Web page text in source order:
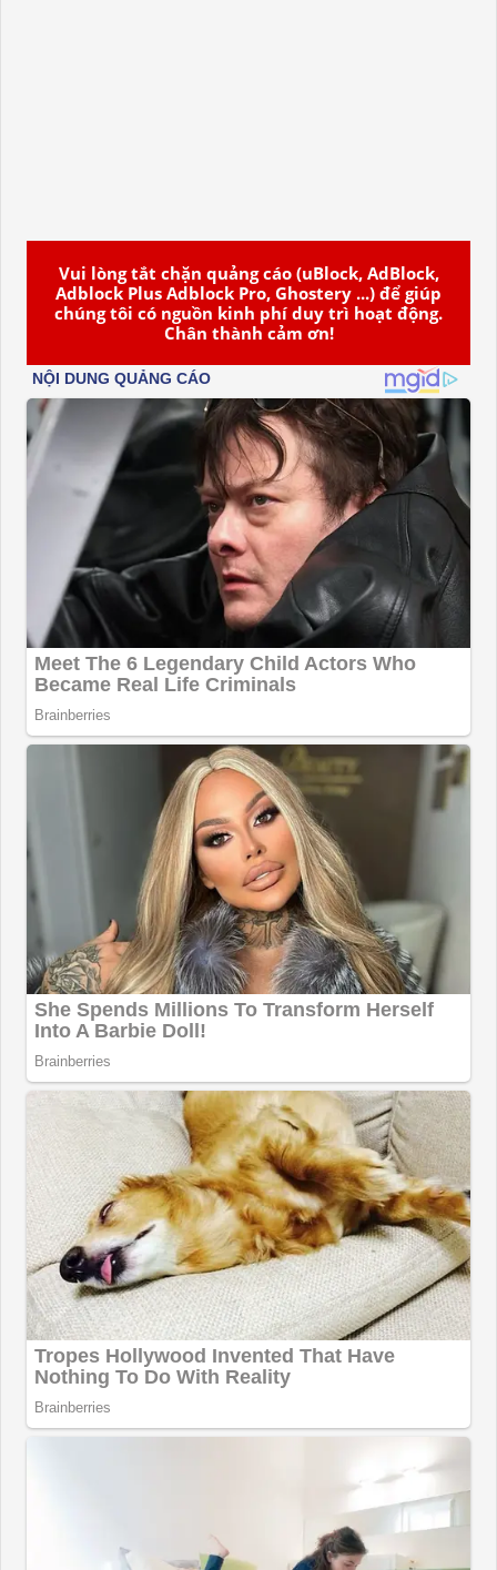
Vui lòng tắt chặn quảng cáo (uBlock, AdBlock,
Adblock Plus Adblock Pro, Ghostery ...) để giúp
chúng tôi có nguồn kinh phí duy trì hoạt động.
Chân thành cảm ơn!